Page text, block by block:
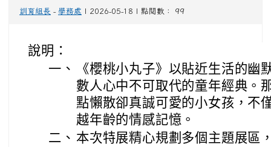
訓育組長 - 學務處 | 2026-05-18 | 點閱數： 99
說明：
一、
《櫻桃小丸子》以貼近生活的幽
數人心中不可取代的童年經典。
點懶散卻真誠可愛的小女孩，不
越年齡的情感記憶。
二、 本次特展精心規劃多個主題展區